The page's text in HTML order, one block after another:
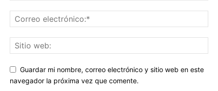
Guardar mi nombre, correo electrónico y sitio web en este
navegador la próxima vez que comente.